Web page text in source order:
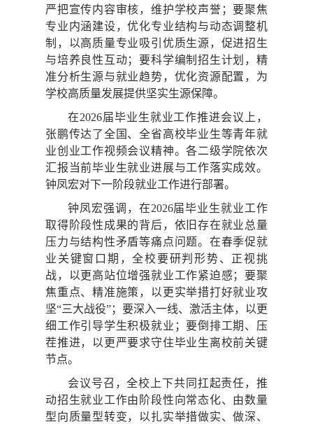
严把宣传内容审核，维护学校声誉；要聚焦
专业内涵建设，优化专业结构与动态调整机
制，以高质量专业吸引优质生源，促进招生
与培养良性互动；要科学编制招生计划，精
准分析生源与就业趋势，优化资源配置，为
学校高质量发展提供坚实生源保障。
在2026届毕业生就业工作推进会议上，
张鹏传达了全国、全省高校毕业生等青年就
业创业工作视频会议精神。各二级学院依次
汇报当前毕业生就业进展与工作落实成效。
钟凤宏对下一阶段就业工作进行部署。
钟凤宏强调，在2026届毕业生就业工作
取得阶段性成果的背后，依旧存在就业总量
压力与结构性矛盾等痛点问题。在春季促就
业关键窗口期，全校要研判形势、正视挑
战，以更高站位增强就业工作紧迫感；要聚
焦重点、精准施策，以更实举措打好就业攻
坚“三大战役”；要深入一线、激活主体，以更
细工作引导学生积极就业；要倒排工期、压
茬推进，以更严要求守住毕业生离校前关键
节点。
会议号召，全校上下共同扛起责任，推
动招生就业工作由阶段性向常态化、由数量
型向质量型转变，以扎实举措做实、做深、